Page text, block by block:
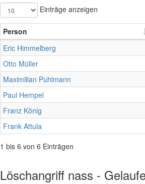
Einträge anzeigen
Person
Eric Himmelberg
Otto Müller
Maximilian Puhlmann
Paul Hempel
Franz König
Frank Attula
1 bis 6 von 6 Einträgen
Löschangriff nass -